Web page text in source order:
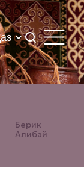
Берик
Алибай